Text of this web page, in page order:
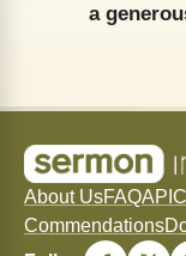
a
About UsFAQAPI
Commendations